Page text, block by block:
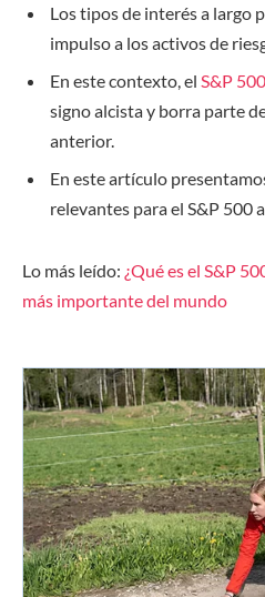
Los tipos de interés a largo
impulso a los activos de
En este contexto, el S&P 500
signo alcista y borra parte
anterior.
En este artículo
relevantes para el S&P 500
Lo más leído: ¿Qué es el S&P
más importante del mundo